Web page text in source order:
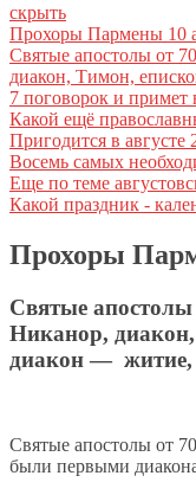
скрыть
Прохоры Пармены 10
Святые апостолы от
диакон, Тимон,
7 поговорок и примет
Какой ещё
Пригодится в августе
Восемь самых
Еще по теме
Какой праздник -
Прохоры
Святые
Никанор,
диакон — житие,
Свя­тые апо­сто­лы от
бы­ли пер­вы­ми